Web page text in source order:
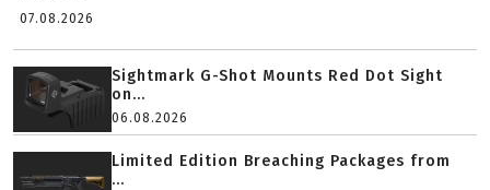
07.08.2026
Sightmark G-Shot Mounts Red Dot Sight
on...
06.08.2026
Limited Edition Breaching Packages from
...